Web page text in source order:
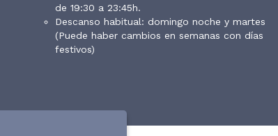
de 19:30 a 23:45h.
Descanso habitual: domingo noche y martes
(Puede haber cambios en semanas con días
festivos)